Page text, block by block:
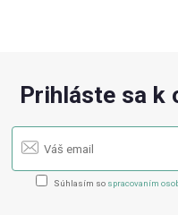
Prihláste sa k
Súhlasím so spracovaním